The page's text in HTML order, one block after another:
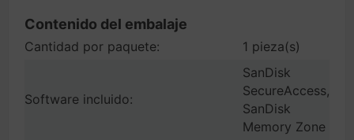
Contenido del embalaje
Cantidad por paquete: 1 pieza(s)
Software incluido:
SanDisk
SecureAccess,
SanDisk
Memory Zone